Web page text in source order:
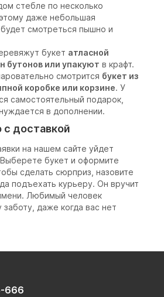
стебле по несколько
даже небольшая
смотреться пышно и
букет атласной
бутонов или упакуют в крафт.
смотрится букет из
коробке или корзине. У
самостоятельный подарок,
в дополнении.
с доставкой
на нашем сайте уйдет
букет и оформите
сделать сюрприз, назовите
подъехать курьеру. Он вручит
Любимый человек
даже когда вас нет
666